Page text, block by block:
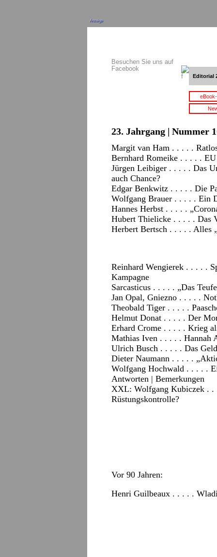
Anzeige
Besuchen Sie uns auf
Facebook
Editorial
23. Jahrgang | Nummer
Margit van Ham . . . . .
Bernhard Romeike . . . . .
Jürgen Leibiger . . . . . Das
auch Chance?
Edgar Benkwitz . . . . . Die
Wolfgang Brauer . . . . . Ein
Hannes Herbst . . . . .
Hubert Thielicke . . . . . Das
Herbert Bertsch . . . . . Alles
Reinhard Wengierek . . . . .
Kampagne
Sarcasticus . . . . . „Das
Jan Opal, Gniezno . . . . .
Theobald Tiger . . . . .
Helmut Donat . . . . . Der
Erhard Crome . . . . . Krieg
Mathias Iven . . . . . Hannah
Ulrich Busch . . . . . Das
Dieter Naumann . . . . .
Wolfgang Hochwald . . . . .
Antworten | Bemerkungen
XXL: Wolfgang Kubiczek . .
Rüstungskontrolle?
Vor 90 Jahren:
Henri Guilbeaux . . . . .